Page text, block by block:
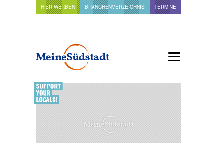
HIER WERBEN BRANCHENVERZEICHNIS TERMINE